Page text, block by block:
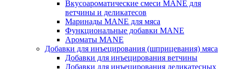
Вкусоароматические смеси MANE для
ветчины и деликатесов
Маринады MANE для мяса
Функциональные добавки MANE
Ароматы MANE
Добавки для инъецирования (шприцевания) мяса
Добавки для инъецирования ветчины
Добавки для инъецирования деликатесных